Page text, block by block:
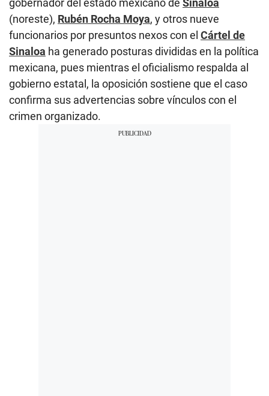
(noreste), Rubén Rocha Moya, y otros nueve
funcionarios por presuntos nexos con el Cártel de
Sinaloa ha generado posturas divididas en la política
mexicana, pues mientras el oficialismo respalda al
gobierno estatal, la oposición sostiene que el caso
confirma sus advertencias sobre vínculos con el
crimen organizado.